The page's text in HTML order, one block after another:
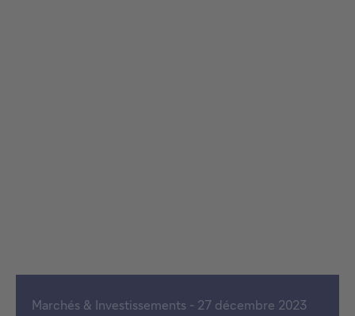
Marchés & Investissements - 27 décembre 2023